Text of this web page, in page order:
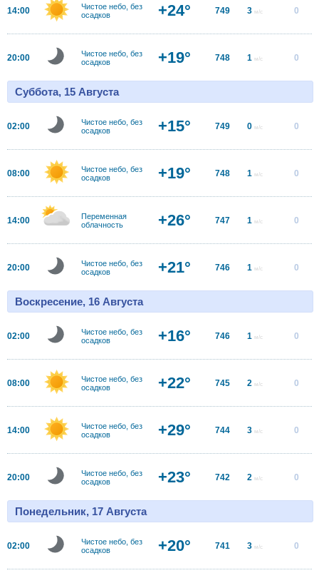
14:00
Чистое небо, без
осадков
+24° 749 3 м/с 0
20:00
Чистое небо, без
осадков
+19° 748 1 м/с 0
Суббота, 15 Августа
02:00
Чистое небо, без
осадков
+15° 749 0 м/с 0
08:00
Чистое небо, без
осадков
+19° 748 1 м/с 0
14:00
Переменная
облачность
+26° 747 1 м/с 0
20:00
Чистое небо, без
осадков
+21° 746 1 м/с 0
Воскресение, 16 Августа
02:00
Чистое небо, без
осадков
+16° 746 1 м/с 0
08:00
Чистое небо, без
осадков
+22° 745 2 м/с 0
14:00
Чистое небо, без
осадков
+29° 744 3 м/с 0
20:00
Чистое небо, без
осадков
+23° 742 2 м/с 0
Понедельник, 17 Августа
02:00
Чистое небо, без
осадков
+20° 741 3 м/с 0